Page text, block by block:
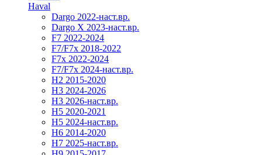
Haval
Dargo 2022-наст.вр.
Dargo X 2023-наст.вр.
F7 2022-2024
F7/F7x 2018-2022
F7x 2022-2024
F7/F7x 2024-наст.вр.
H2 2015-2020
H3 2024-2026
H3 2026-наст.вр.
H5 2020-2021
H5 2024-наст.вр.
H6 2014-2020
H7 2025-наст.вр.